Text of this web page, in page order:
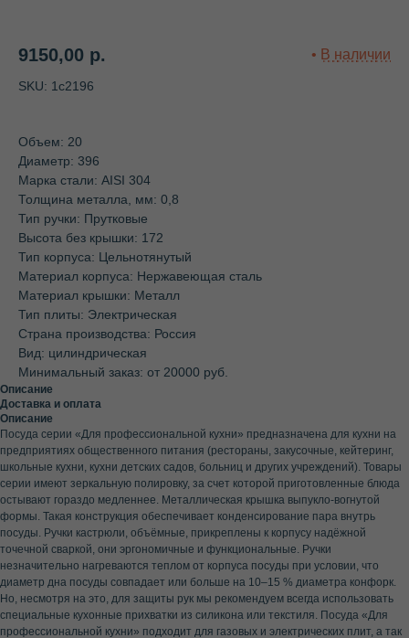
9150,00 р.
SKU: 1с2196
Объем: 20
Диаметр: 396
Марка стали: AISI 304
Толщина металла, мм: 0,8
Тип ручки: Прутковые
Высота без крышки: 172
Тип корпуса: Цельнотянутый
Материал корпуса: Нержавеющая сталь
Материал крышки: Металл
Тип плиты: Электрическая
Страна производства: Россия
Вид: цилиндрическая
Минимальный заказ: от 20000 руб.
Описание
Доставка и оплата
Описание
Посуда серии «Для профессиональной кухни» предназначена для кухни на
предприятиях общественного питания (рестораны, закусочные, кейтеринг,
школьные кухни, кухни детских садов, больниц и других учреждений). Товары
серии имеют зеркальную полировку, за счет которой приготовленные блюда
остывают гораздо медленнее. Металлическая крышка выпукло-вогнутой
формы. Такая конструкция обеспечивает конденсирование пара внутрь
посуды. Ручки кастрюли, объёмные, прикреплены к корпусу надёжной
точечной сваркой, они эргономичные и функциональные. Ручки
незначительно нагреваются теплом от корпуса посуды при условии, что
диаметр дна посуды совпадает или больше на 10–15 % диаметра конфорк.
Но, несмотря на это, для защиты рук мы рекомендуем всегда использовать
специальные кухонные прихватки из силикона или текстиля. Посуда «Для
профессиональной кухни» подходит для газовых и электрических плит, а так